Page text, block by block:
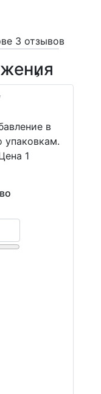
3 отзывов
в
упаковкам.
1